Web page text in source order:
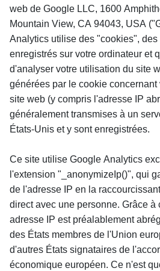
web de Google LLC, 1600
Mountain View, CA 94043, USA
Analytics utilise des "cookies",
enregistrés sur votre ordinateur et
d'analyser votre utilisation du site
générées par le cookie
site web (y compris l'adresse IP
généralement transmises à un
États-Unis et y sont enregistrées.
Ce site utilise Google Analytics
l'extension "_anonymizeIp()", qui
de l'adresse IP en la
direct avec une personne. Grâce à
adresse IP est préalablement
des États membres de l'Union
d'autres États signataires de
économique européen. Ce n'est